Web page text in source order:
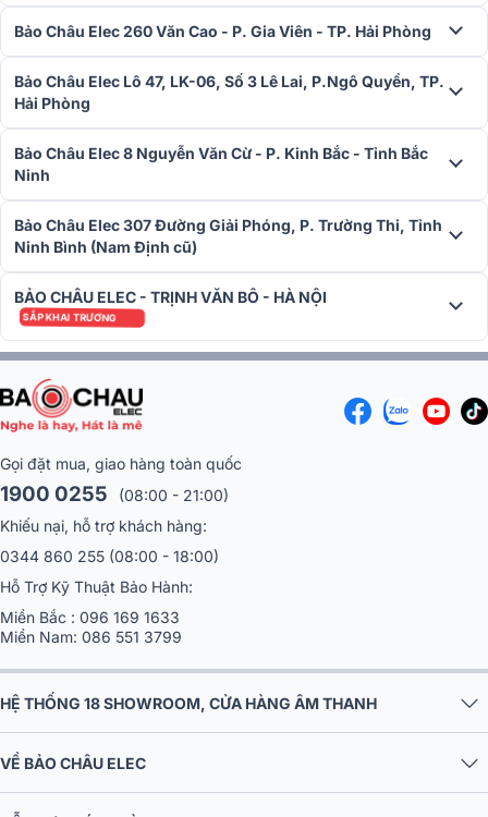
Micro không dây BBS-S290D
Micro không dây BBS-S290D gồm một đầu thu cùng hai micro
không dây hiện đại, giúp tối ưu hóa hiệu quả và đáp ứng tốt nhu
cầu sử dụng đa dạng.
BBS-S290D ứng dụng công nghệ tiên tiến, mang đến chất âm trong
sáng, giọng hát mượt mà và kiểm soát tiếng hú rít hiệu quả, đảm
bảo âm thanh luôn rõ ràng và không gây khó chịu cho người nghe.
Đặc biệt, tính năng tự động ngắt khi không sử dụng giúp giảm thiểu
tiếng ồn và tiết kiệm pin, kéo dài thời gian sử dụng. Với khả năng
lắp đặt dễ dàng và tương thích hoàn hảo với hầu hết các bộ dàn âm
thanh, BBS-S290D là giải pháp tối ưu cho mọi không gian âm nhạc
và trình diễn.
=> Xem thêm: Micro không dây BBS-S290D
Quản lý nguồn BKSound M8
tuổi thọ cho hệ thống âm thanh, bộ quản lý nguồn Bksound M8 đảm
bảo các thiết bị được bật/tắt một cách an toàn và có kiểm soát với
mặt trước bằng hợp kim cao cấp không chỉ mang lại vẻ ngoài tinh tế
mà còn giúp tản nhiệt hiệu quả.
Bảo Châu Elec 260 Văn Cao - P. Gia Viên - TP. Hải Phòng
Bảo Châu Elec Lô 47, LK-06, Số 3 Lê Lai, P.Ngô Quyền, TP.
Hải Phòng
Bảo Châu Elec 8 Nguyễn Văn Cừ - P. Kinh Bắc - Tỉnh Bắc
Ninh
Bảo Châu Elec 307 Đường Giải Phóng, P. Trường Thi, Tỉnh
Ninh Bình (Nam Định cũ)
BẢO CHÂU ELEC - TRỊNH VĂN BÔ - HÀ NỘI
SẮP KHAI TRƯƠNG
Gọi đặt mua, giao hàng toàn quốc
1900 0255
(08:00 - 21:00)
Khiếu nại, hỗ trợ khách hàng:
0344 860 255 (08:00 - 18:00)
Hỗ Trợ Kỹ Thuật Bảo Hành:
Miền Bắc : 096 169 1633
Miền Nam: 086 551 3799
HỆ THỐNG 18 SHOWROOM, CỬA HÀNG ÂM THANH
VỀ BẢO CHÂU ELEC